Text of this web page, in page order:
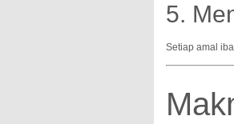
5.
Setiap amal